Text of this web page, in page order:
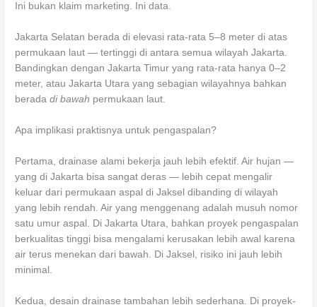
Ini bukan klaim marketing. Ini data.
Jakarta Selatan berada di elevasi rata-rata 5–8 meter di atas
permukaan laut — tertinggi di antara semua wilayah Jakarta.
Bandingkan dengan Jakarta Timur yang rata-rata hanya 0–2
meter, atau Jakarta Utara yang sebagian wilayahnya bahkan
beradadi bawah permukaan laut.
Apa implikasi praktisnya untuk pengaspalan?
Pertama, drainase alami bekerja jauh lebih efektif. Air hujan —
yang di Jakarta bisa sangat deras — lebih cepat mengalir
keluar dari permukaan aspal di Jaksel dibanding di wilayah
yang lebih rendah. Air yang menggenang adalah musuh nomor
satu umur aspal. Di Jakarta Utara, bahkan proyek pengaspalan
berkualitas tinggi bisa mengalami kerusakan lebih awal karena
air terus menekan dari bawah. Di Jaksel, risiko ini jauh lebih
minimal.
Kedua, desain drainase tambahan lebih sederhana. Di proyek-